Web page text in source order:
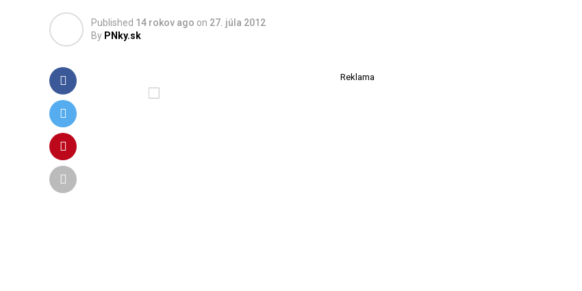
Published 14 rokov ago on 27. júla 2012
By PNky.sk
Reklama